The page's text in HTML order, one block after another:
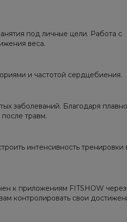
под личные цели. Работа с
веса.
и частотой сердцебиения.
заболеваний. Благодаря
травм.
интенсивность тренировки
к приложениям FITSHOW через
контролировать свои